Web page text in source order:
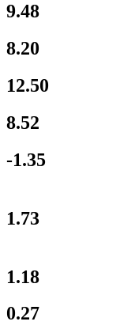
9.48
8.20
12.50
8.52
-1.35
1.73
1.18
0.27